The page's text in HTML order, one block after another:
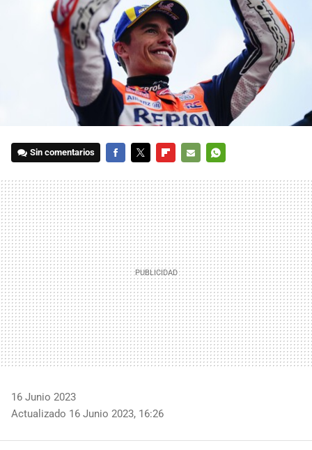
Sin comentarios
MAIL
16 Junio 2023
Actualizado 16 Junio 2023, 16:26